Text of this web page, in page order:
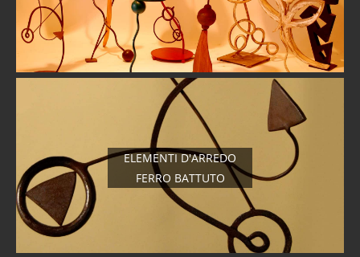
ELEMENTI D'ARREDO
FERRO BATTUTO